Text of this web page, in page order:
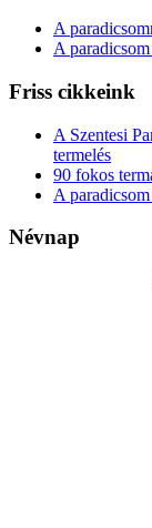
A
A
Friss cikkeink
A Szentesi
termelés
90 fokos
A
Névnap